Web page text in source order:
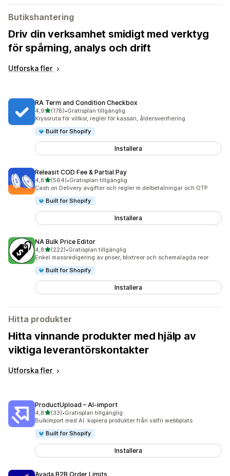
Butikshantering
Driv din verksamhet smidigt med verktyg
för spårning, analys och drift
Utforska fler
RA Term and Condition Checkbox
4,9av 5 stjärnor
(178)
178 recensioner totalt
•Gratisplan tillgänglig
Kryssruta för villkor, regler för kassan, åldersverifiering
Built for Shopify
Installera
Releasit COD Fee & Partial Pay
4,8av 5 stjärnor
(564)
564 recensioner totalt
•Gratisplan tillgänglig
Cash on Delivery avgifter och regler m delbetalningar och OTP
Built for Shopify
Installera
NA Bulk Price Editor
4,8av 5 stjärnor
(222)
222 recensioner totalt
•Gratisplan tillgänglig
Enkel massredigering av priser, blixtreor och schemalagda reor
Built for Shopify
Installera
Hitta produkter
Hitta vinnande produkter med hjälp av
viktiga leverantörskontakter
Utforska fler
ProductUpload – AI‑import
4,8av 5 stjärnor
(33)
33 recensioner totalt
•Gratisplan tillgänglig
Bulkimport med AI: kopiera produkter från valfri webbplats
Built for Shopify
Installera
Avada B2B Order Limits